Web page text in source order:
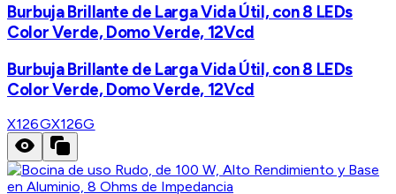
Burbuja Brillante de Larga Vida Útil, con 8 LEDs
Color Verde, Domo Verde, 12Vcd
Burbuja Brillante de Larga Vida Útil, con 8 LEDs
Color Verde, Domo Verde, 12Vcd
X126GX126G